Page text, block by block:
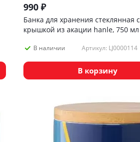
990₽
Банка для хранения стеклянная с
крышкой из акации hanle, 750 мл
В наличии Артикул: LJ0000114
В корзину